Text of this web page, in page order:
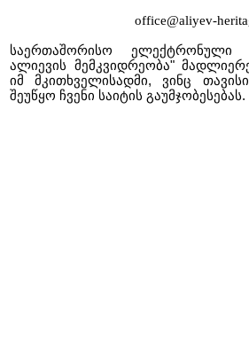
office@aliyev-
საერთაშორისო ელექტრონული
ალიევის მემკვიდრეობა"
იმ მკითხველისადმი, ვინც
შეუწყო ჩვენი საიტის გაუმჯობესებას.